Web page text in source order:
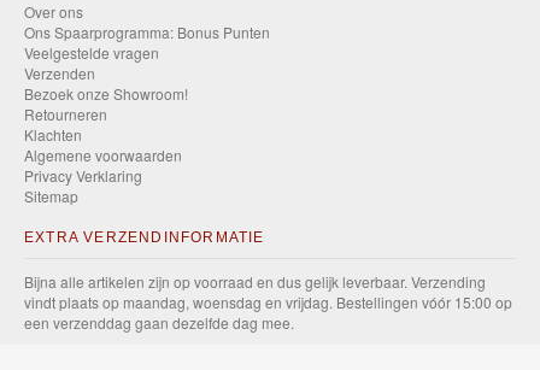
HW
Ride-
Ons
HW
Roadsters
HW
Screen
time
Over ons
Ons Spaarprogramma: Bonus Punten
Veelgestelde vragen
Verzenden
Bezoek onze Showroom!
Retourneren
Klachten
Algemene voorwaarden
Privacy Verklaring
Sitemap
EXTRA VERZENDINFORMATIE
Bijna alle artikelen zijn op voorraad en dus gelijk leverbaar. Verzending
vindt plaats op maandag, woensdag en vrijdag. Bestellingen vóór 15:00 op
een verzenddag gaan dezelfde dag mee.